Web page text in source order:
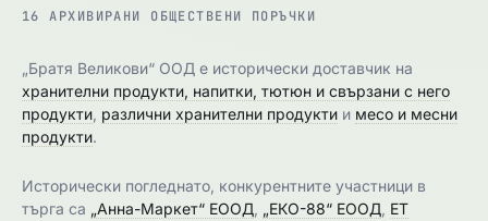
16 АРХИВИРАНИ ОБЩЕСТВЕНИ ПОРЪЧКИ
„Братя Великови“ ООД е исторически доставчик на
хранителни продукти, напитки, тютюн и свързани с него
продукти различни хранителни продукти и месо и месни
продукти.
Исторически погледнато, конкурентните участници в
търга са „Анна-Маркет“ ЕООД „ЕКО-88“ ЕООД ЕТ